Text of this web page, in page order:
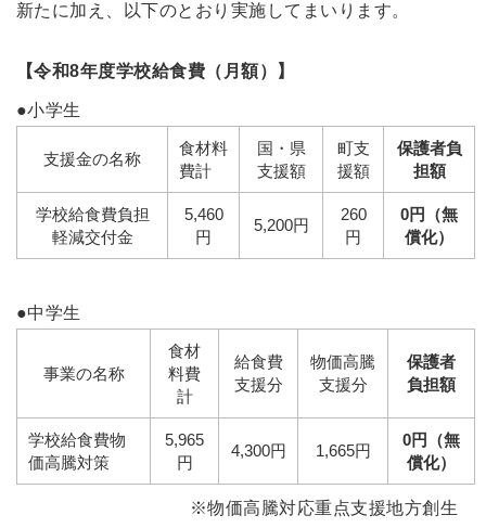
新たに加え、以下のとおり実施してまいります。
【令和8年度学校給食費（月額）】
●小学生
支援金の名称
食材料
費計
国・県
支援額
町支
援額
保護者負
担額
学校給食費負担
軽減交付金
5,460
円
5,200円
260
円
0円（無
償化）
●中学生
事業の名称
食材
料費
計
給食費
支援分
物価高騰
支援分
保護者
負担額
学校給食費物
価高騰対策
5,965
円
4,300円 1,665円
0円（無
償化）
※物価高騰対応重点支援地方創生